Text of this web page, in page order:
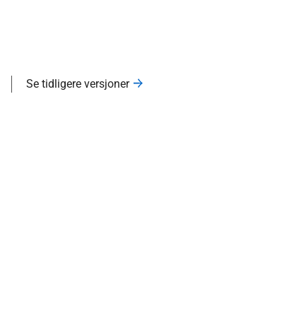
Se tidligere versjoner